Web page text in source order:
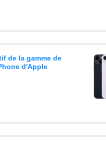
de la gamme de
d'Apple